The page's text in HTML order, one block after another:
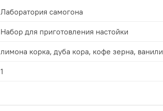
Лаборатория самогона
Набор для приготовления настойки
лимона корка, дуба кора, кофе зерна,
1